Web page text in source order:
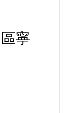
寧